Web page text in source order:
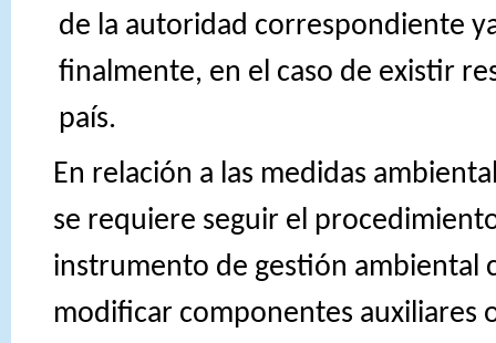
de la autoridad correspondiente
finalmente, en el caso de existir
país.
En relación a las medidas
se requiere seguir el
instrumento de gestión ambiental
modificar componentes auxiliares